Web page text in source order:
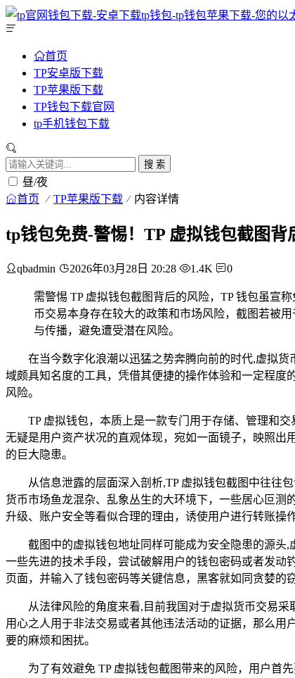
首页
TP安卓版下载
TP苹果版下载
TP钱包下载官网
tp手机钱包下载
搜 索
昼/夜
首页 TP苹果版下载 内容详情
tp钱包免费-警惕！TP 虚拟钱包截图背
qbadmin 2026年03月28日 20:28 1.4K 0
需警惕 TP 虚拟钱包截图背后的风险，TP 钱包虽宣
币交易本身存在较大的政策和市场风险，截图若被
与传播，避免遭受潜在风险。
在当今数字化浪潮以迅猛之势奔腾向前的时代,虚拟
域颇具知名度的工具，凭借其便捷的操作体验和一定程度
风险。
TP 虚拟钱包，本质上是一款专门用于存储、管理和
无疑是用户资产状况的直观体现，宛如一面镜子，映照
的巨大隐患。
从信息泄露的层面深入剖析,TP 虚拟钱包截图中往往
货币市场鱼龙混杂、乱象丛生的大环境下，一些居心叵
升级、账户安全等看似合理的理由，诱使用户进行转账操
截图中的虚拟钱包地址同样可能成为安全隐患的源头
一些先进的技术手段，尝试破解用户的钱包密码或者发
页面，并输入了钱包密码等关键信息，黑客就如同贪婪的
从法律风险的角度来看,目前我国对于虚拟货币交易
用心之人用于非法交易或者其他违法活动的证据，那么
要的麻烦和困扰。
为了有效避免 TP 虚拟钱包截图带来的风险，用户首